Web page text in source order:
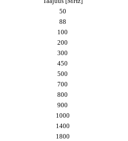
50
88
100
200
300
450
500
700
800
900
1000
1400
1800